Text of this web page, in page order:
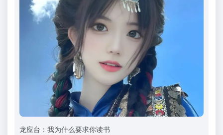
龙应台：我为什么要求你读书